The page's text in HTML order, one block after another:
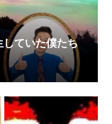
ていた僕たち